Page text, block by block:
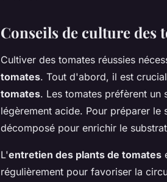
Conseils de culture des
Cultiver des tomates réussies
tomates. Tout d'abord, il est
tomates. Les tomates préfèrent un
légèrement acide. Pour préparer
décomposé pour enrichir le
L'entretien des plants de tomates
régulièrement pour favoriser la